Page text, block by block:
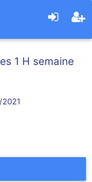
1 H semaine